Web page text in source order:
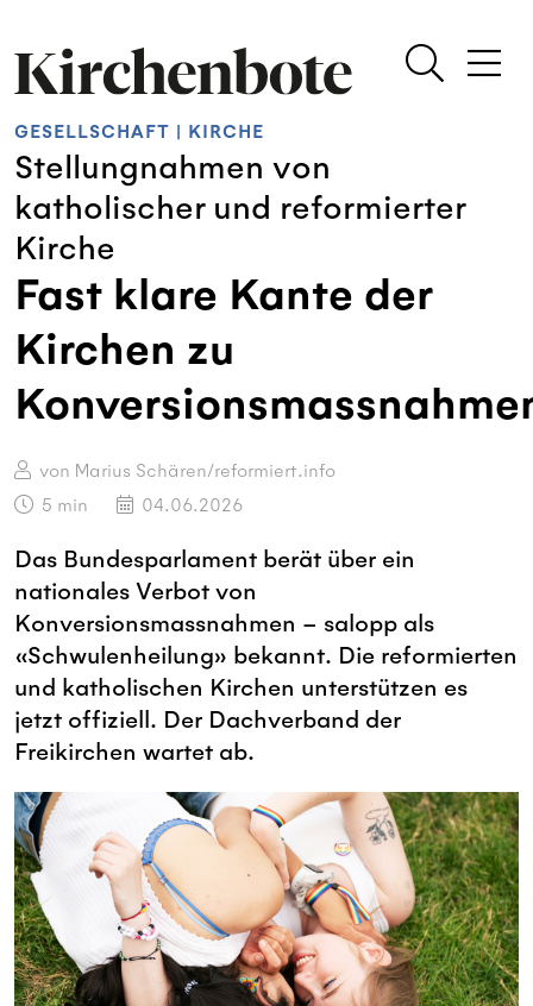
GESELLSCHAFT KIRCHE
Stellungnahmen von
katholischer und reformierter
Kirche
Fast klare Kante der
Kirchen zu
von Marius Schären/reformiert.info
5 min 04.06.2026
Das Bundesparlament berät über ein
nationales Verbot von
Konversionsmassnahmen – salopp als
«Schwulenheilung» bekannt. Die reformierten
und katholischen Kirchen unterstützen es
jetzt offiziell. Der Dachverband der
Freikirchen wartet ab.